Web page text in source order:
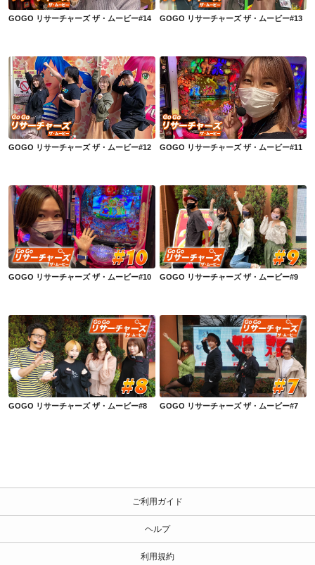
GOGO リサーチャーズ ザ・ムービー#14 GOGO リサーチャーズ ザ・ムービー#13
GOGO リサーチャーズ ザ・ムービー#12
GOGO リサーチャーズ ザ・ムービー#12
GOGO リサーチャーズ ザ・ムービー#11
GOGO リサーチャーズ ザ・ムービー#11
GOGO リサーチャーズ ザ・ムービー#10
GOGO リサーチャーズ ザ・ムービー#10
GOGO リサーチャーズ ザ・ムービー#9
GOGO リサーチャーズ ザ・ムービー#9
GOGO リサーチャーズ ザ・ムービー#8
GOGO リサーチャーズ ザ・ムービー#8
GOGO リサーチャーズ ザ・ムービー#7
GOGO リサーチャーズ ザ・ムービー#7
ご利用ガイド
ヘルプ
利用規約